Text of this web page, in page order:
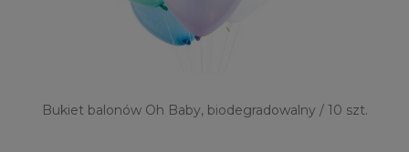
Bukiet balonów Oh Baby, biodegradowalny / 10 szt.